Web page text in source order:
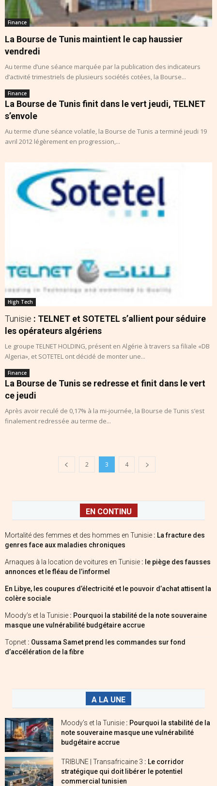
Finance
La Bourse de Tunis maintient le cap haussier
vendredi
Au terme d’une séance marquée par la publication des indicateurs
d’activité trimestriels de plusieurs sociétés cotées, la Bourse...
Finance
La Bourse de Tunis finit dans le vert jeudi, TELNET
s’envole
Au terme d’une séance volatile, la Bourse de Tunis a terminé jeudi 19
avril 2012 légèrement en progression,...
High Tech
Tunisie : TELNET et SOTETEL s’allient pour séduire
les opérateurs algériens
Le groupe TELNET HOLDING, présent en Algérie à travers sa filiale «DB
Algeria», et SOTETEL ont décidé de monter une...
Finance
La Bourse de Tunis se redresse et finit dans le vert
ce jeudi
Après avoir reculé de 0,17% à la mi-journée, la Bourse de Tunis s’est
finalement redressée au terme de...
2 3 4
EN CONTINU
Mortalité des femmes et des hommes en Tunisie : La fracture des
genres face aux maladies chroniques
Arnaques à la location de voitures en Tunisie : le piège des fausses
annonces et le fléau de l’informel
En Libye, les coupures d’électricité et le pouvoir d’achat attisent la
colère sociale
Moody’s et la Tunisie : Pourquoi la stabilité de la note souveraine
masque une vulnérabilité budgétaire accrue
Topnet : Oussama Samet prend les commandes sur fond
d’accélération de la fibre
A LA UNE
Moody’s et la Tunisie : Pourquoi la stabilité de la
note souveraine masque une vulnérabilité
budgétaire accrue
TRIBUNE | Transafricaine 3 : Le corridor
stratégique qui doit libérer le potentiel
commercial tunisien